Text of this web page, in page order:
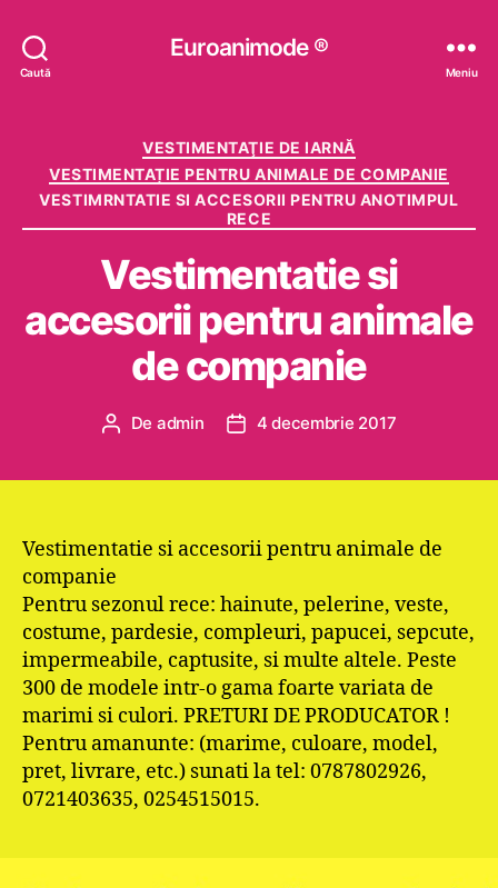
Caută
Euroanimode ®
Meniu
Categorii
VESTIMENTAŢIE DE IARNĂ
VESTIMENTAȚIE PENTRU ANIMALE DE COMPANIE
VESTIMRNTATIE SI ACCESORII PENTRU ANOTIMPUL
RECE
Vestimentatie si
accesorii pentru animale
de companie
Autor
De admin
Dată4 decembrie 2017
Vestimentatie si accesorii pentru animale de
companie
Pentru sezonul rece: hainute, pelerine, veste,
costume, pardesie, compleuri, papucei, sepcute,
impermeabile, captusite, si multe altele. Peste
300 de modele intr-o gama foarte variata de
marimi si culori. PRETURI DE PRODUCATOR !
Pentru amanunte: (marime, culoare, model,
pret, livrare, etc.) sunati la tel: 0787802926,
0721403635, 0254515015.